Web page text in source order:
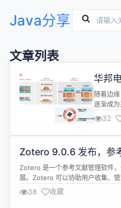
Java分享
文章列表
华邦
系统
随着边
逐渐成
推理应
而是存
增长的
一旦接口
的系统
32
Zotero 9.0.6 发布，参
Zotero 是一个参考文献管理软件
展。Zotero 可以协助用户收集、
文献和网页、图片等。 Zotero
对话框优化 允许在 item-details
38 收藏